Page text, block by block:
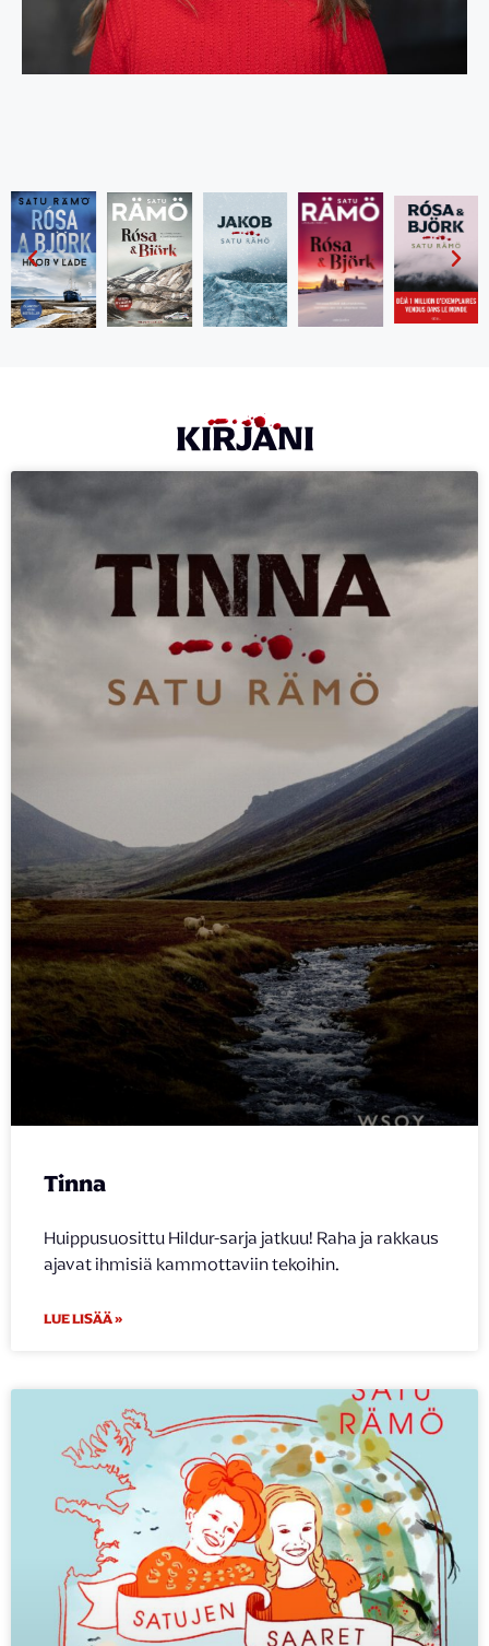
KIRJANI
Tinna
Huippusuosittu Hildur-sarja jatkuu! Raha ja rakkaus
ajavat ihmisiä kammottaviin tekoihin.
LUE LISÄÄ »